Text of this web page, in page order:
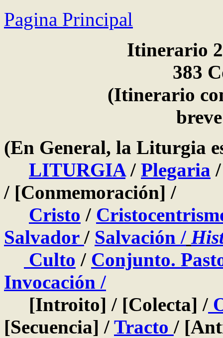
Pagina Principal
Itinerario 21.
383
(Itinerario
(En General, la Liturgia
LITURGIA/ Plegaria
/ [Conmemoración] /
Cristo /
Salvador / Salvación /
Culto / Conjunto.
Invocación /
[Introito] / [Colecta] /
[Secuencia] / Tracto /